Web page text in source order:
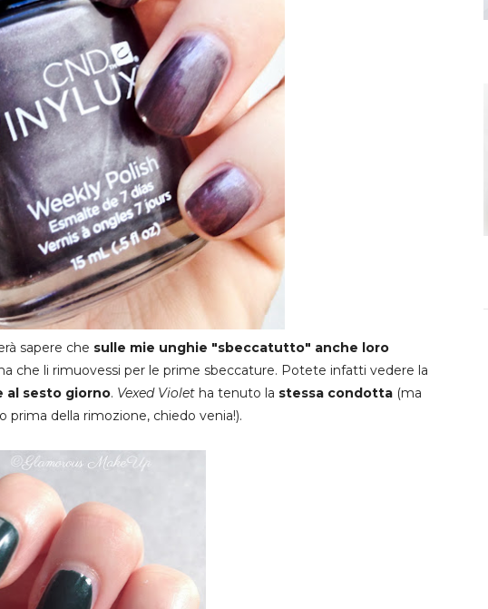
sapere che sulle mie unghie "sbeccatutto" anche loro
che li rimuovessi per le prime sbeccature. Potete infatti vedere la
al sesto giorno. Vexed Violet ha tenuto la stessa condotta (ma
della rimozione, chiedo venia!).